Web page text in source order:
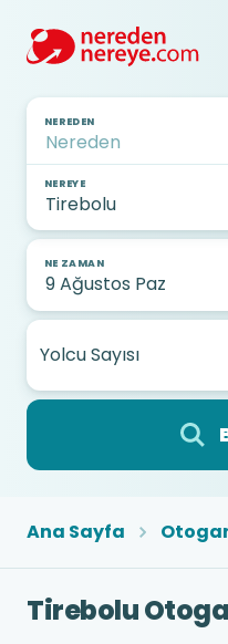
NEREDEN
NEREYE
NE ZAMAN
Yolcu Sayısı
Ana Sayfa
Tirebolu